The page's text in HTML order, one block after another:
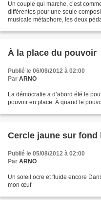
Un couple qui marche, c’est
différentes pour une seule
musicale métaphore, les deux
À la place du pouvoir
Publié le 06/08/2012 à 02:00
Par ARNO
La démocratie a d’abord été le
pouvoir en place. À quand le
Cercle jaune sur fond
Publié le 05/08/2012 à 02:00
Par ARNO
Un soleil ocre et fluide encore
mon œuf